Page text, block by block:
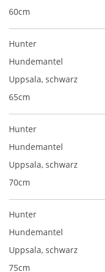
60cm
Hunter
Hundemantel
Uppsala, schwarz
65cm
Hunter
Hundemantel
Uppsala, schwarz
70cm
Hunter
Hundemantel
Uppsala, schwarz
75cm